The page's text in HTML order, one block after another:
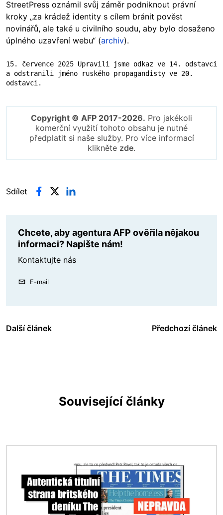
StreetPress oznámil svůj záměr podniknout právní
kroky „za krádež identity s cílem bránit pověst
novinářů, ale také u civilního soudu, aby bylo dosaženo
úplného uzavření webu“ (archiv).
15. července 2025 Upravili jsme odkaz ve 14. odstavci
a odstranili jméno ruského propagandisty ve 20.
odstavci.
Copyright © AFP 2017-2026. Pro jakékoli
komerční využití tohoto obsahu je nutné
předplatit si naše služby. Pro více informací
klikněte zde.
Sdílet
Chcete, aby agentura AFP ověřila nějakou
informaci? Napište nám!
Kontaktujte nás
E-mail
Další článek Předchozí článek
Související články